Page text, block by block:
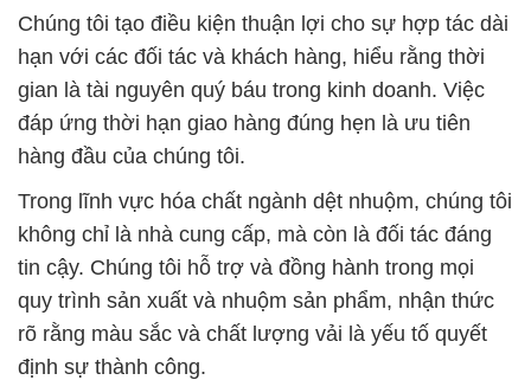
Chúng tôi tạo điều kiện thuận lợi cho sự hợp tác dài
hạn với các đối tác và khách hàng, hiểu rằng thời
gian là tài nguyên quý báu trong kinh doanh. Việc
đáp ứng thời hạn giao hàng đúng hẹn là ưu tiên
hàng đầu của chúng tôi.
Trong lĩnh vực hóa chất ngành dệt nhuộm, chúng tôi
không chỉ là nhà cung cấp, mà còn là đối tác đáng
tin cậy. Chúng tôi hỗ trợ và đồng hành trong mọi
quy trình sản xuất và nhuộm sản phẩm, nhận thức
rõ rằng màu sắc và chất lượng vải là yếu tố quyết
định sự thành công.